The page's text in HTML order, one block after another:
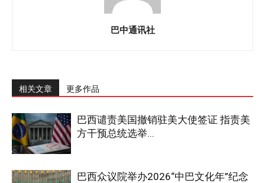
巴中通讯社
相关文章 更多作品
巴西谴责美国撤销驻美大使签证 指责美
方干预总统选举...
巴西众议院举办2026“中巴文化年”纪念